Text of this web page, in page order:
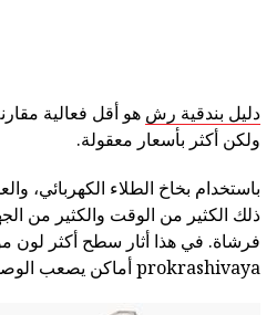
دليل بندقية رش هو أقل فعالية
ولكن أكثر بأسعار معقولة.
باستخدام بخاخ الطلاء الكهربائي،
ذلك الكثير من الوقت والكثير من
فرشاة. في هذا أثار سطح أكثر لون
prokrashivaya أماكن يصعب الوصول إليها وغير مريح.